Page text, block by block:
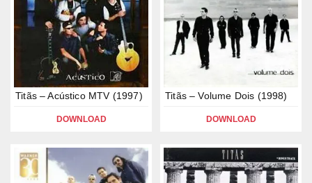
Titãs – Acústico MTV (1997)
DOWNLOAD
Titãs – Volume Dois (1998)
DOWNLOAD